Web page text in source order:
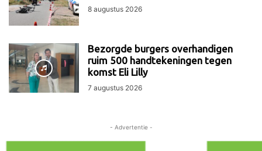
8 augustus 2026
Bezorgde burgers overhandigen
ruim 500 handtekeningen tegen
komst Eli Lilly
7 augustus 2026
- Advertentie -